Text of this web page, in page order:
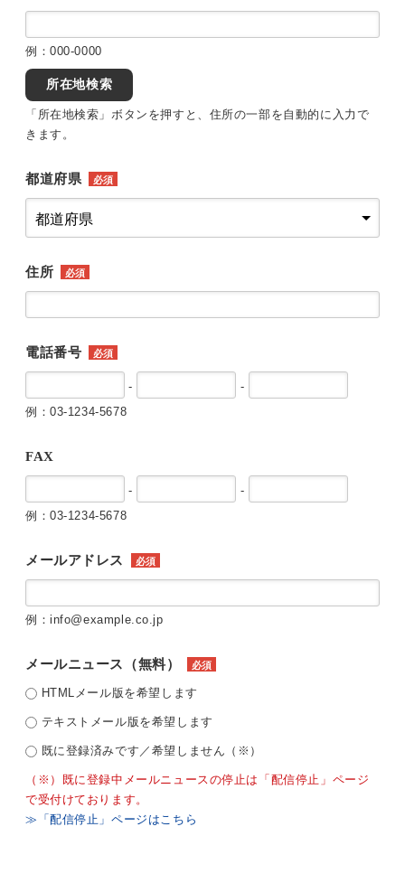
例：000-0000
所在地検索
「所在地検索」ボタンを押すと、住所の一部を自動的に入力で
きます。
都道府県 必須
住所 必須
電話番号 必須
-
-
例：03-1234-5678
FAX
-
-
例：03-1234-5678
メールアドレス 必須
例：info@example.co.jp
メールニュース（無料） 必須
HTMLメール版を希望します
テキストメール版を希望します
既に登録済みです／希望しません（※）
（※）既に登録中メールニュースの停止は「配信停止」ページ
で受付けております。
≫「配信停止」ページはこちら